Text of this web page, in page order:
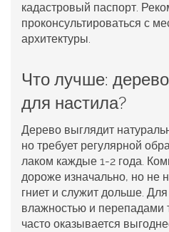
кадастровый паспорт.
проконсультироваться с
архитектуры.
Что лучше:
для настила?
Дерево выглядит
но требует регулярной
лаком каждые 1-2 года.
дороже изначально, но не
гниет и служит дольше.
влажностью и перепадами
часто оказывается